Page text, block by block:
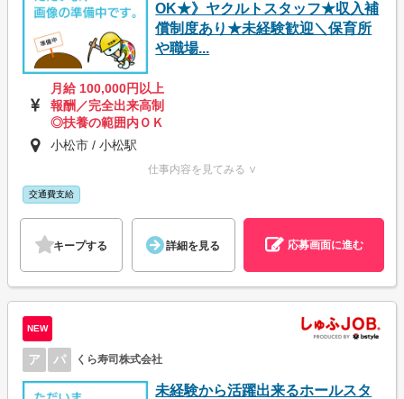
OK★》ヤクルトスタッフ★収入補
償制度あり★未経験歓迎＼保育所
や職場...
月給 100,000円以上
報酬／完全出来高制
◎扶養の範囲内ＯＫ
小松市 / 小松駅
仕事内容を見てみる ∨
交通費支給
キープする 詳細を見る 応募画面に進む
NEW
ア パ くら寿司株式会社
未経験から活躍出来るホールスタ